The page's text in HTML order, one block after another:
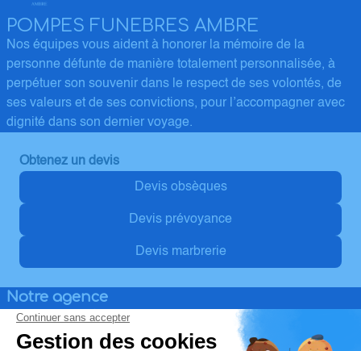
POMPES FUNEBRES AMBRE
Nos équipes vous aident à honorer la mémoire de la
personne défunte de manière totalement personnalisée, à
perpétuer son souvenir dans le respect de ses volontés, de
ses valeurs et de ses convictions, pour l’accompagner avec
dignité dans son dernier voyage.
Obtenez un devis
Devis obsèques
Devis prévoyance
Devis marbrerie
Notre agence
Pompes Funèbres Ambre
03 67 80 23 99